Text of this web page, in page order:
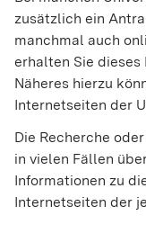
zusätzlich ein
manchmal auch
erhalten Sie
Näheres hierzu
Internetseiten der
Die Recherche
in vielen Fällen
Informationen zu
Internetseiten der